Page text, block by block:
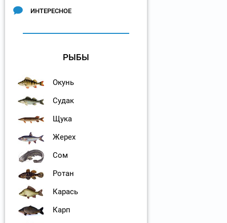
ИНТЕРЕСНОЕ
РЫБЫ
Окунь
Судак
Щука
Жерех
Сом
Ротан
Карась
Карп